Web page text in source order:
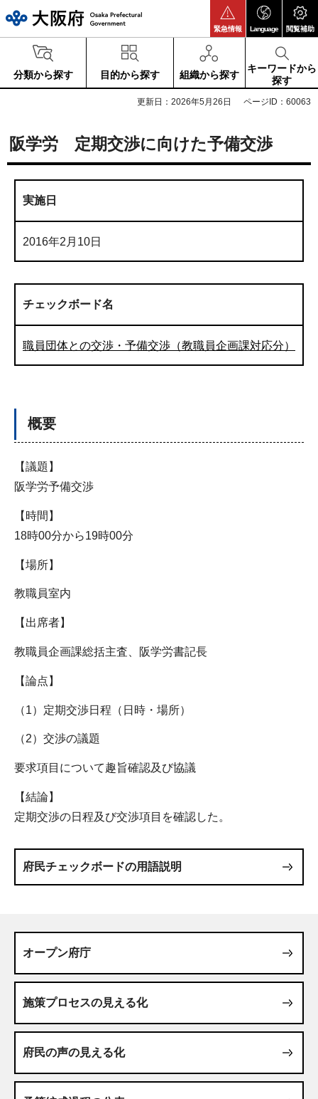
緊急情報 Language 閲覧補助
分類から探す 目的から探す 組織から探す
キーワードから
探す
更新日：2026年5月26日 ページID：60063
阪学労 定期交渉に向けた予備交渉
実施日
2016年2月10日
チェックボード名
職員団体との交渉・予備交渉（教職員企画課対応分）
概要
【議題】
阪学労予備交渉
【時間】
18時00分から19時00分
【場所】
教職員室内
【出席者】
教職員企画課総括主査、阪学労書記長
【論点】
（1）定期交渉日程（日時・場所）
（2）交渉の議題
要求項目について趣旨確認及び協議
【結論】
定期交渉の日程及び交渉項目を確認した。
府民チェックボードの用語説明
オープン府庁
施策プロセスの見える化
府民の声の見える化